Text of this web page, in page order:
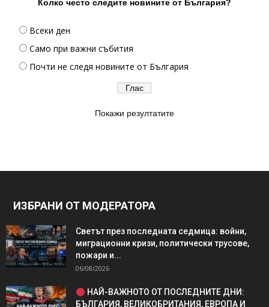
Колко често следите новините от България?
Всеки ден
Само при важни събития
Почти не следя новините от България
Покажи резултатите
ИЗБРАНИ ОТ МОДЕРАТОРА
Светът през последната седмица: войни,
миграционни кризи, политически трусове,
пожари и...
06/08/2026
НАЙ-ВАЖНОТО ОТ ПОСЛЕДНИТЕ ДНИ:
БЪЛГАРИЯ, ВЕЛИКОБРИТАНИЯ, ЕВРОПА И